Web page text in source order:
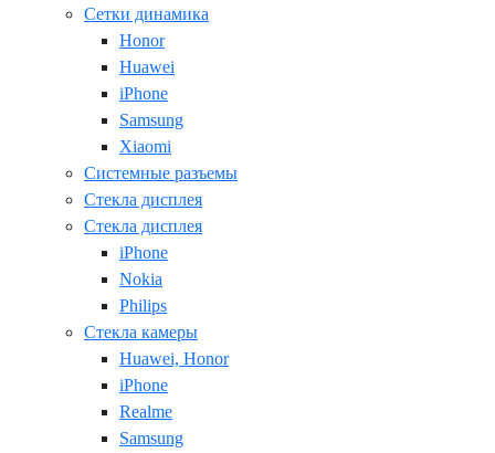
Сетки динамика
Honor
Huawei
iPhone
Samsung
Xiaomi
Системные разъемы
Стекла дисплея
Стекла дисплея
iPhone
Nokia
Philips
Стекла камеры
Huawei, Honor
iPhone
Realme
Samsung